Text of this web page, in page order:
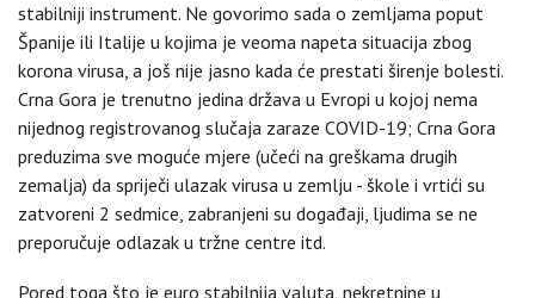
stabilniji instrument. Ne govorimo sada o zemljama poput
Španije ili Italije u kojima je veoma napeta situacija zbog
korona virusa, a još nije jasno kada će prestati širenje bolesti.
Crna Gora je trenutno jedina država u Evropi u kojoj nema
nijednog registrovanog slučaja zaraze COVID-19; Crna Gora
preduzima sve moguće mjere (učeći na greškama drugih
zemalja) da spriječi ulazak virusa u zemlju - škole i vrtići su
zatvoreni 2 sedmice, zabranjeni su događaji, ljudima se ne
preporučuje odlazak u tržne centre itd.
Pored toga što je euro stabilnija valuta, nekretnine u